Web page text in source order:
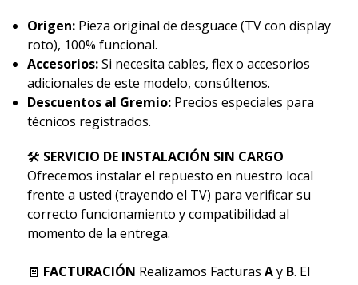
Origen:Pieza original de desguace (TV con display
roto), 100% funcional.
Accesorios:Si necesita cables, flex o accesorios
adicionales de este modelo, consúltenos.
Descuentos al Gremio:Precios especiales para
técnicos registrados.
🛠 SERVICIO DE INSTALACIÓN SIN CARGO
Ofrecemos instalar el repuesto en nuestro local
frente a usted (trayendo el TV) para verificar su
correcto funcionamiento y compatibilidad al
momento de la entrega.
🧾 FACTURACIÓN Realizamos Facturas Ay B. El